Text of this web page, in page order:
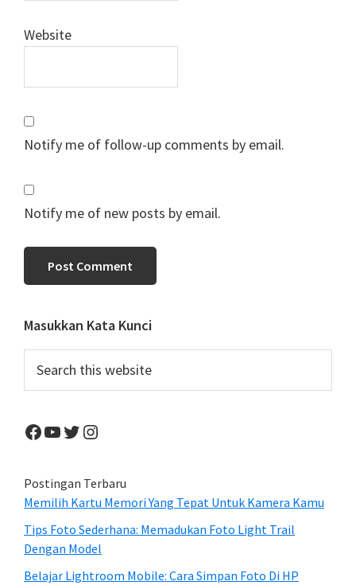
Website
Notify me of follow-up comments by email.
Notify me of new posts by email.
Primary
Sidebar
Masukkan Kata Kunci
this
Facebook
YouTube
Twitter
Instagram
Postingan Terbaru
Memilih Kartu Memori Yang Tepat Untuk Kamera Kamu
Tips Foto Sederhana: Memadukan Foto Light Trail
Dengan Model
Belajar Lightroom Mobile: Cara Simpan Foto Di HP